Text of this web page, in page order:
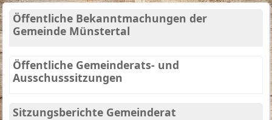
Öffentliche Bekanntmachungen der
Gemeinde Münstertal
Öffentliche Gemeinderats- und
Ausschusssitzungen
Sitzungsberichte Gemeinderat